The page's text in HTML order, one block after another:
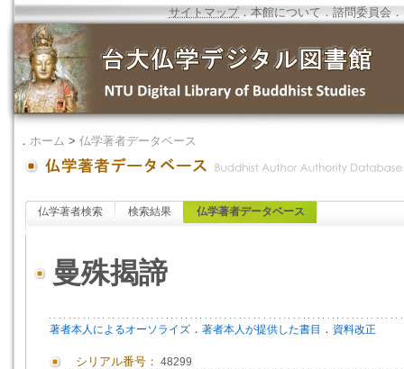
サイトマップ．本館について ．諮問委員会 ．
． ホーム > 仏学著者データベース
仏学著者検索 検索結果 仏学著者データベース
曼殊揭諦
著者本人によるオーソライズ ． 著者本人が提供した書目 ． 資料改正
シリアル番号： 48299